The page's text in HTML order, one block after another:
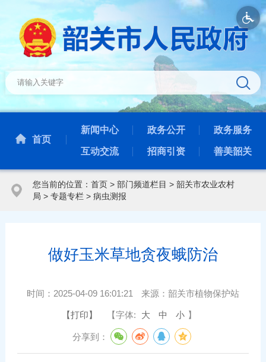
首页
新闻中心 政务公开 政务服务
互动交流 招商引资 善美韶关
您当前的位置： 首页> 部门频道栏目 > 韶关市农业农村
局 > 专题专栏> 病虫测报
做好玉米草地贪夜蛾防治
时间： 2025-04-09 16:01:21 来源： 韶关市植物保护站
【打印】 【字体: 大 中 小 】
分享到：